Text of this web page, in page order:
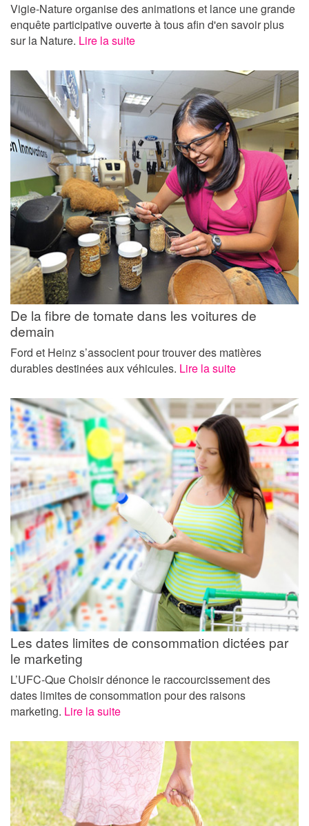
Vigie-Nature organise des animations et lance une grande
enquête participative ouverte à tous afin d'en savoir plus
sur la Nature. Lire la suite
De la fibre de tomate dans les voitures de
demain
Ford et Heinz s’associent pour trouver des matières
durables destinées aux véhicules. Lire la suite
Les dates limites de consommation dictées par
le marketing
L’UFC-Que Choisir dénonce le raccourcissement des
dates limites de consommation pour des raisons
marketing. Lire la suite